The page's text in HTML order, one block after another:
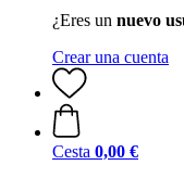
¿Eres un nuevo
Crear una cuenta
Cesta 0,00 €